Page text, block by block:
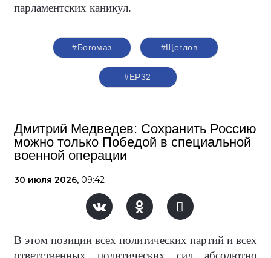
парламентских каникул.
#Богомаз #Щеглов
#ЕР32
Дмитрий Медведев: Сохранить Россию
можно только Победой в специальной
военной операции
30 июля 2026, 09:42
В этом позиции всех политических партий и всех
ответственных политических сил абсолютно